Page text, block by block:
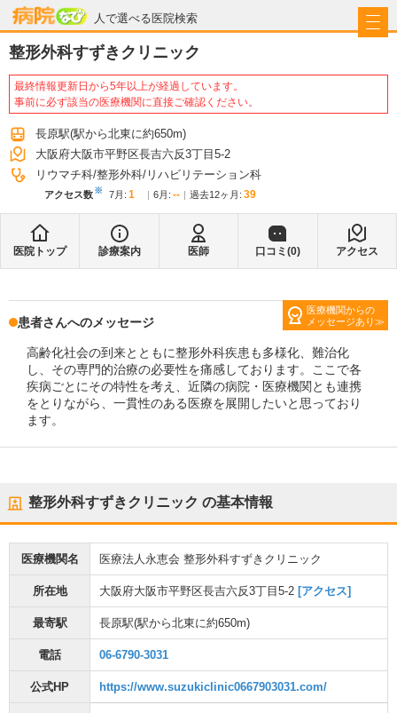
人で選べる医院検索
病院なび
整形外科すずきクリニック
最終情報更新日から5年以上が経過しています。
事前に必ず該当の医療機関に直接ご確認ください。
長原駅(駅から北東に約650m)
大阪府大阪市平野区長吉六反3丁目5-2
リウマチ科 整形外科 リハビリテーション科
アクセス数※ 7月 : 1 6月 : -- 過去12ヶ月: 39
医院トップ 診療案内 医師 口コミ(0) アクセス
医療機関からの
メッセージあり
患者さんへのメッセージ
高齢化社会の到来とともに整形外科疾患も多様化、難治化
し、その専門的治療の必要性を痛感しております。ここで各
疾病ごとにその特性を考え、近隣の病院・医療機関とも連携
をとりながら、一貫性のある医療を展開したいと思っており
ます。
整形外科すずきクリニック の基本情報
医療機関名 医療法人永恵会 整形外科すずきクリニック
所在地 大阪府大阪市平野区長吉六反3丁目5-2 [アクセス]
最寄駅 長原駅(駅から北東に約650m)
電話 06-6790-3031
公式HP https://www.suzukiclinic0667903031.com/